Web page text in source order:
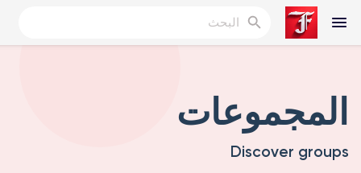
المجموعات
Discover groups